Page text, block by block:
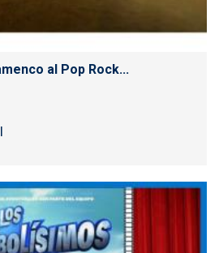
al Pop Rock...